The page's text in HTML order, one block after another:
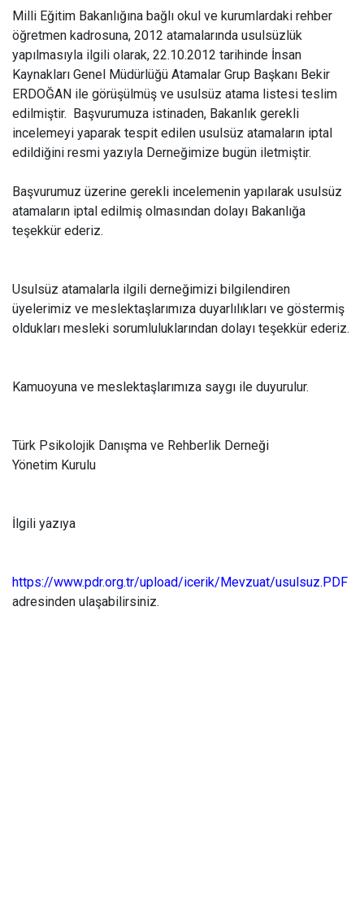
Milli Eğitim Bakanlığına bağlı okul ve kurumlardaki rehber
öğretmen kadrosuna, 2012 atamalarında usulsüzlük
yapılmasıyla ilgili olarak, 22.10.2012 tarihinde İnsan
Kaynakları Genel Müdürlüğü Atamalar Grup Başkanı Bekir
ERDOĞAN ile görüşülmüş ve usulsüz atama listesi teslim
edilmiştir. Başvurumuza istinaden, Bakanlık gerekli
incelemeyi yaparak tespit edilen usulsüz atamaların iptal
edildiğini resmi yazıyla Derneğimize bugün iletmiştir.
Başvurumuz üzerine gerekli incelemenin yapılarak usulsüz
atamaların iptal edilmiş olmasından dolayı Bakanlığa
teşekkür ederiz.
Usulsüz atamalarla ilgili derneğimizi bilgilendiren
üyelerimiz ve meslektaşlarımıza duyarlılıkları ve göstermiş
oldukları mesleki sorumluluklarından dolayı teşekkür ederiz.
Kamuoyuna ve meslektaşlarımıza saygı ile duyurulur.
Türk Psikolojik Danışma ve Rehberlik Derneği
Yönetim Kurulu
İlgili yazıya
https://www.pdr.org.tr/upload/icerik/Mevzuat/usulsuz.PDF
adresinden ulaşabilirsiniz.